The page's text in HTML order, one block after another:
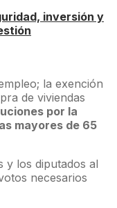
inversión y
la exención
de viviendas
por la
mayores de 65
y los diputados al
necesarios